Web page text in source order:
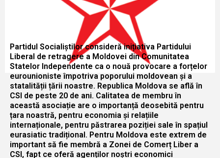
Partidul Socialiștilor consideră inițiativa Partidului
Liberal de retragere a Moldovei din Comunitatea
Statelor Independente ca o nouă provocare a forțelor
eurounioniste împotriva poporului moldovean și a
statalității țării noastre. Republica Moldova se află în
CSI de peste 20 de ani. Calitatea de membru în
această asociație are o importanță deosebită pentru
țara noastră, pentru economia și relațiile
internaționale, pentru păstrarea poziției sale în spațiul
eurasiatic tradițional. Pentru Moldova este extrem de
important să fie membră a Zonei de Comerț Liber a
CSI, fapt ce oferă agenților noștri economici